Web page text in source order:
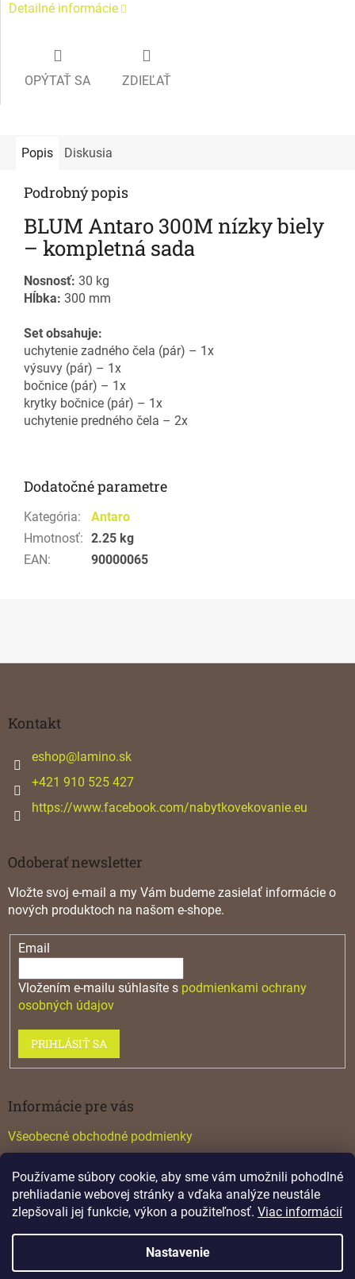
Používame súbory cookie, aby sme vám umožnili pohodlné
prehliadanie webovej stránky a vďaka analýze neustále
zlepšovali jej funkcie, výkon a použiteľnosť. Viac informácií
Nastavenie
Detailné informácie
OPÝTAŤ SA ZDIEĽAŤ
Popis Diskusia
Podrobný popis
BLUM Antaro 300M nízky biely
– kompletná sada
Nosnosť: 30 kg
Hĺbka: 300 mm
Set obsahuje:
uchytenie zadného čela (pár) – 1x
výsuvy (pár) – 1x
bočnice (pár) – 1x
krytky bočnice (pár) – 1x
uchytenie predného čela – 2x
Dodatočné parametre
Kategória:
Antaro
Hmotnosť: 2.25 kg
EAN: 90000065
Kontakt
eshop@lamino.sk
+421 910 525 427
https://www.facebook.com/nabytkovekovanie.eu
Odoberať newsletter
Vložte svoj e-mail a my Vám budeme zasielať informácie o
nových produktoch na našom e-shope.
Email
Vložením e-mailu súhlasíte s podmienkami ochrany
osobných údajov
PRIHLÁSIŤ SA
Informácie pre vás
Všeobecné obchodné podmienky
Katalógy
Vytvoril Shoptet